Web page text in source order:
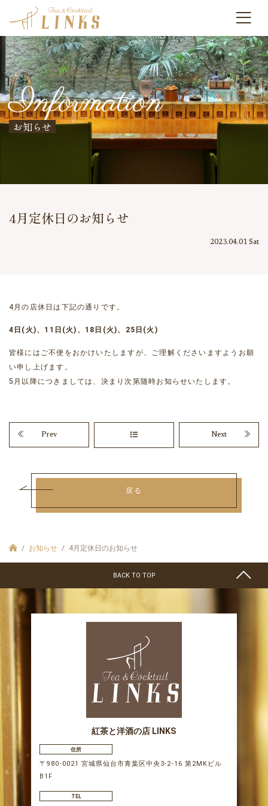
Information
お知らせ
4月定休日のお知らせ
2023.04.01 Sat
4月の店休日は下記の通りです。
4日(火)、11日(火)、18日(火)、25日(火)
皆様にはご不便をおかけいたしますが、ご理解くださいますようお願
い申し上げます。
5月以降につきましては、決まり次第随時お知らせいたします。
Prev Next
戻る
お知らせ 4月定休日のお知らせ
BACK TO TOP
紅茶と洋酒の店 LINKS
住所
〒980-0021 宮城県仙台市青葉区中央3-2-16 第2MKビル
B1F
TEL